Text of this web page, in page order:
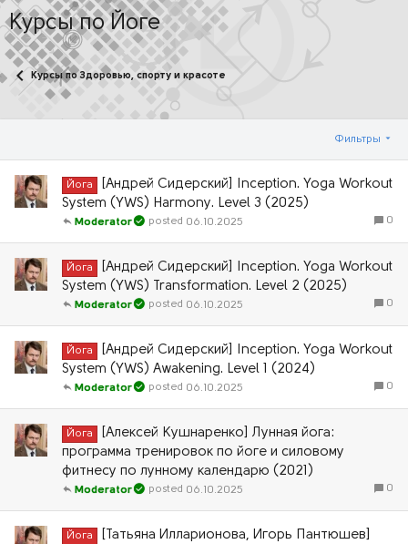
Курсы по Йоге
Курсы по Здоровью, спорту и красоте
Фильтры
Йога
[Андрей Сидерский] Inception. Yoga Workout
System (YWS) Harmony. Level 3 (2025)
0
06.10.2025
Moderator
Йога
[Андрей Сидерский] Inception. Yoga Workout
System (YWS) Transformation. Level 2 (2025)
0
06.10.2025
Moderator
Йога
[Андрей Сидерский] Inception. Yoga Workout
System (YWS) Awakening. Level 1 (2024)
0
06.10.2025
Moderator
Йога
[Алексей Кушнаренко] Лунная йога:
программа тренировок по йоге и силовому
фитнесу по лунному календарю (2021)
0
06.10.2025
Moderator
Йога
[Татьяна Илларионова, Игорь Пантюшев]